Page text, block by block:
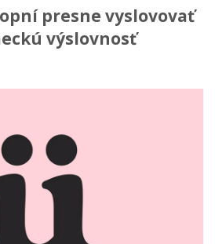
presne vyslovovať
výslovnosť